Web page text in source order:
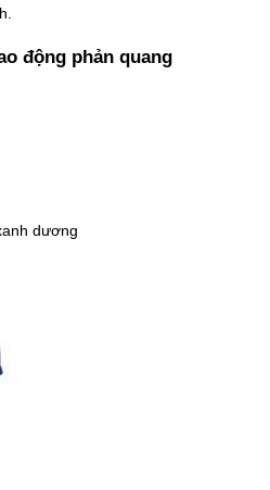
động phản quang
dương